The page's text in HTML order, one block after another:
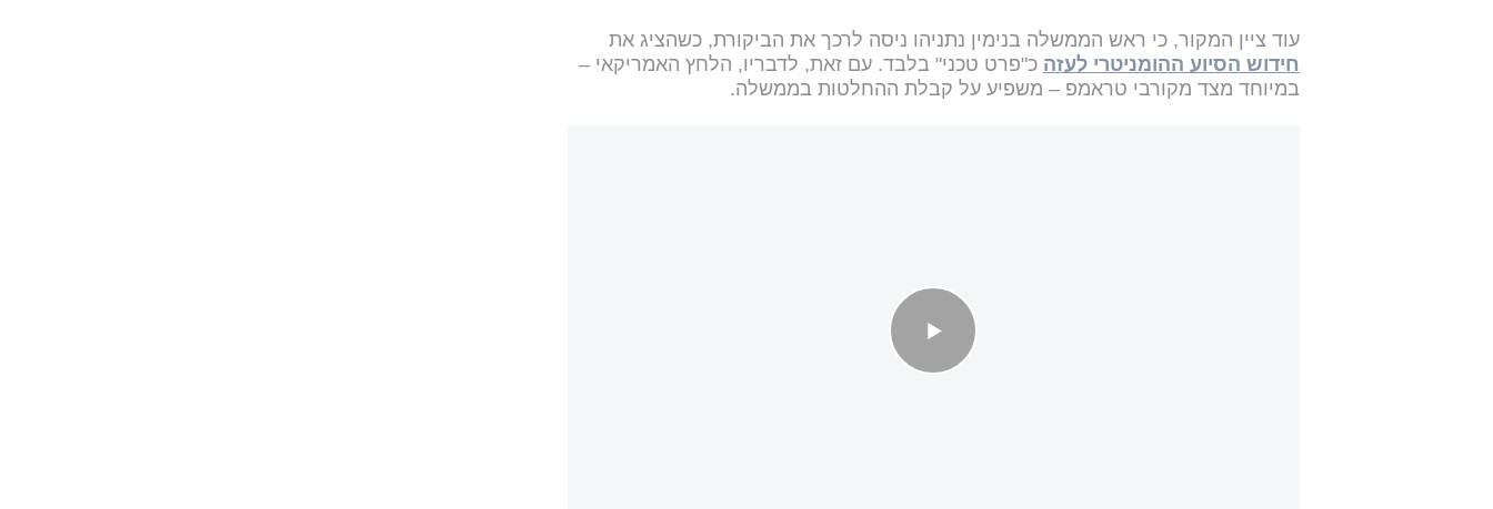
עוד ציין המקור, כי ראש הממשלה בנימין נתניהו ניסה לרכך את הביקורת, כשהציג את
חידוש הסיוע ההומניטרי לעזה כ"פרט טכני" בלבד. עם זאת, לדבריו, הלחץ האמריקאי –
במיוחד מצד מקורבי טראמפ – משפיע על קבלת ההחלטות בממשלה.